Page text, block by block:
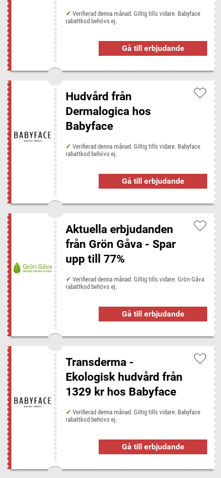
Verifierad denna månad. Giltig tills vidare. Babyface
rabattkod behövs ej.
Gå till erbjudande
Hudvård från
Dermalogica hos
Babyface
Verifierad denna månad. Giltig tills vidare. Babyface
rabattkod behövs ej.
Gå till erbjudande
Aktuella erbjudanden
från Grön Gåva - Spar
upp till 77%
Verifierad denna månad. Giltig tills vidare. Grön Gåva
rabattkod behövs ej.
Gå till erbjudande
Transderma -
Ekologisk hudvård från
1329 kr hos Babyface
Verifierad denna månad. Giltig tills vidare. Babyface
rabattkod behövs ej.
Gå till erbjudande